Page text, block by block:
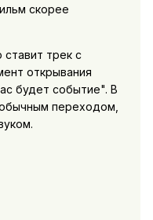
скорее
трек с
открывания
будет событие". В
переходом,